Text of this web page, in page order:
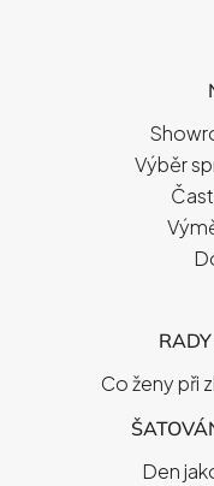
Výběr
Co ženy při
Den